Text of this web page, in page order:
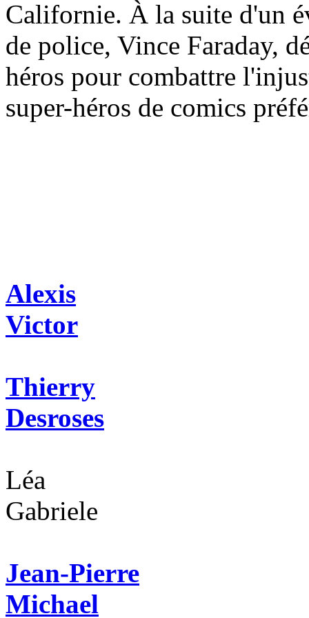
Californie. À la suite d'un
de police, Vince Faraday,
héros pour combattre
super-héros de comics
Alexis
Victor
Thierry
Desroses
Léa
Gabriele
Jean-Pierre
Michael